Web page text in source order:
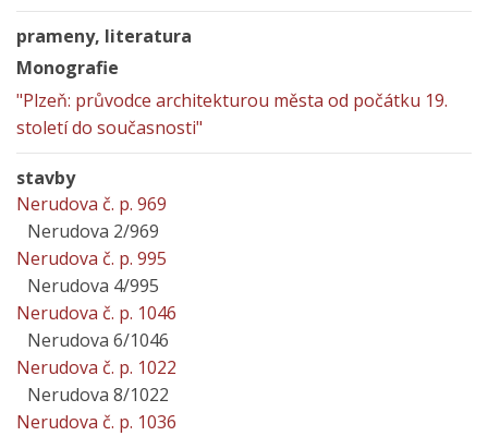
prameny, literatura
Monografie
"Plzeň: průvodce architekturou města od počátku 19.
století do současnosti"
stavby
Nerudova č. p. 969
Nerudova 2/969
Nerudova č. p. 995
Nerudova 4/995
Nerudova č. p. 1046
Nerudova 6/1046
Nerudova č. p. 1022
Nerudova 8/1022
Nerudova č. p. 1036